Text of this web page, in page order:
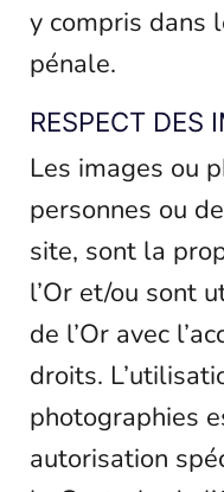
y compris dans
pénale.
RESPECT DES
Les images ou
personnes ou
site, sont la
l’Or et/ou sont
de l’Or avec
droits.
photographies
autorisation